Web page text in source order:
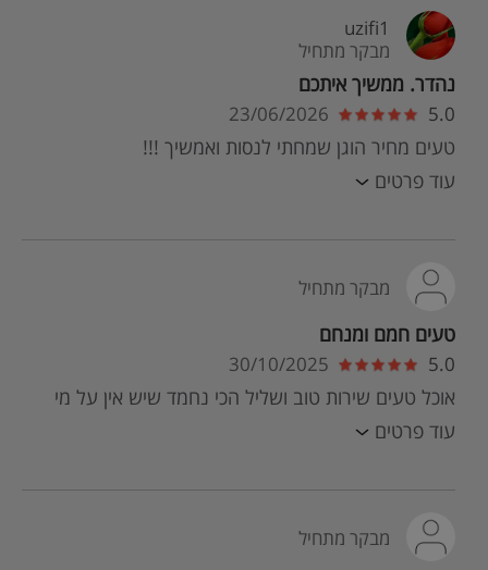
uzifi1
מבקר מתחיל
נהדר. ממשיך איתכם
5.0
23/06/2026
טעים מחיר הוגן שמחתי לנסות ואמשיך !!!
עוד פרטים
מבקר מתחיל
טעים חמם ומנחם
5.0
30/10/2025
אוכל טעים שירות טוב ושליל הכי נחמד שיש אין על מי
עוד פרטים
מבקר מתחיל